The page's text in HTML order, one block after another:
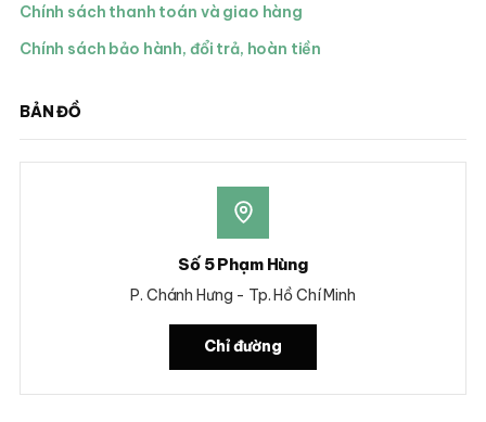
Chính sách thanh toán và giao hàng
Chính sách bảo hành, đổi trả, hoàn tiền
BẢN ĐỒ
Số 5 Phạm Hùng
P. Chánh Hưng - Tp. Hồ Chí Minh
Chỉ đường